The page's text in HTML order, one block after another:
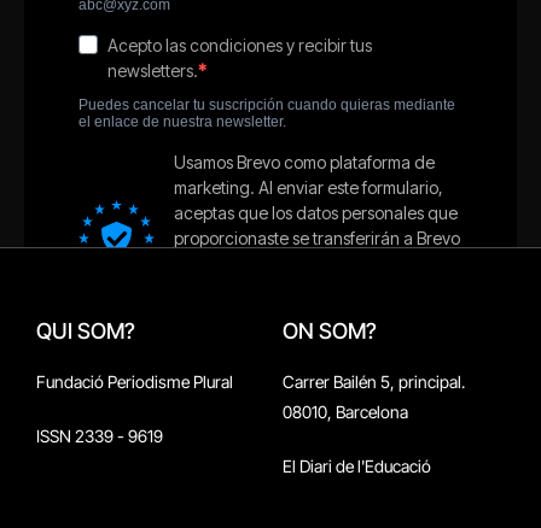
QUI SOM?
Fundació Periodisme Plural
ISSN 2339 - 9619
ON SOM?
Carrer Bailén 5, principal.
08010, Barcelona
El Diari de l'Educació